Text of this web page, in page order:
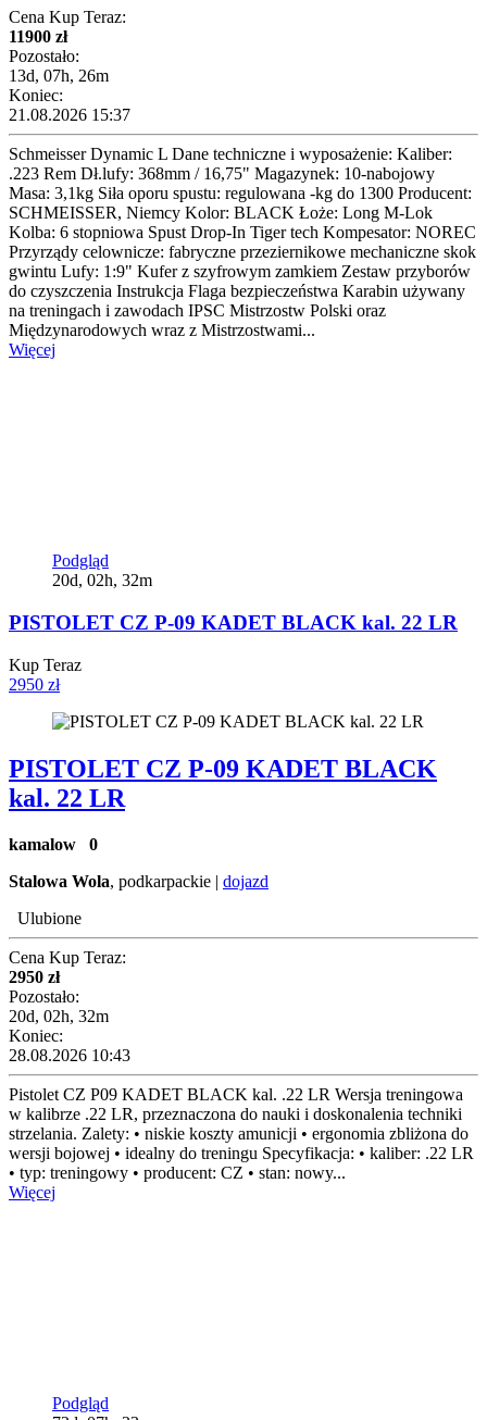
Cena Kup Teraz:
11900 zł
Pozostało:
13d, 07h, 26m
Koniec:
21.08.2026 15:37
Schmeisser Dynamic L Dane techniczne i wyposażenie: Kaliber:
.223 Rem Dł.lufy: 368mm / 16,75" Magazynek: 10-nabojowy
Masa: 3,1kg Siła oporu spustu: regulowana -kg do 1300 Producent:
SCHMEISSER, Niemcy Kolor: BLACK Łoże: Long M-Lok
Kolba: 6 stopniowa Spust Drop-In Tiger tech Kompesator: NOREC
Przyrządy celownicze: fabryczne przeziernikowe mechaniczne skok
gwintu Lufy: 1:9" Kufer z szyfrowym zamkiem Zestaw przyborów
do czyszczenia Instrukcja Flaga bezpieczeństwa Karabin używany
na treningach i zawodach IPSC Mistrzostw Polski oraz
Międzynarodowych wraz z Mistrzostwami...
Więcej
Podgląd
20d, 02h, 32m
PISTOLET CZ P-09 KADET BLACK kal. 22 LR
Kup Teraz
2950 zł
PISTOLET CZ P-09 KADET BLACK
kal. 22 LR
kamalow 0
Stalowa Wola, podkarpackie | dojazd
Ulubione
Cena Kup Teraz:
2950 zł
Pozostało:
20d, 02h, 32m
Koniec:
28.08.2026 10:43
Pistolet CZ P09 KADET BLACK kal. .22 LR Wersja treningowa
w kalibrze .22 LR, przeznaczona do nauki i doskonalenia techniki
strzelania. Zalety: • niskie koszty amunicji • ergonomia zbliżona do
wersji bojowej • idealny do treningu Specyfikacja: • kaliber: .22 LR
• typ: treningowy • producent: CZ • stan: nowy...
Więcej
Podgląd